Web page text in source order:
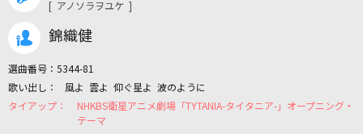
カラオケリクエスト
[ アノソラヲユケ ]
錦織健
選曲番号： 5344-81
風よ 雲よ 仰ぐ星よ 波のように
NHKBS衛星アニメ劇場「TYTANIA-タイタニア-」オープニング・
テーマ